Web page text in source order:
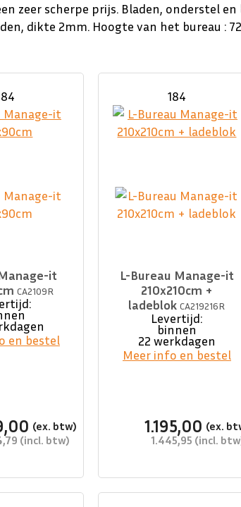
zeer scherpe prijs. Bladen, onderstel
dikte 2mm. Hoogte van het bureau :
it
CA2109R
en bestel
184
L-Bureau Manage-it
210x210cm +
ladeblokCA219216R
Levertijd:
binnen
22 werkdagen
1.195,00
1.445,95
Meer info en bestel